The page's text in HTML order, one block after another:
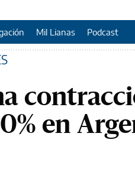
Mil Lianas Podcast
en